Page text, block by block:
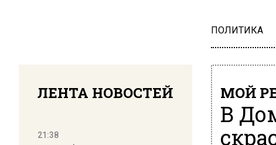
ПОЛИТИКА
ЛЕНТА НОВОСТЕЙ
21:38
МОЙ
В